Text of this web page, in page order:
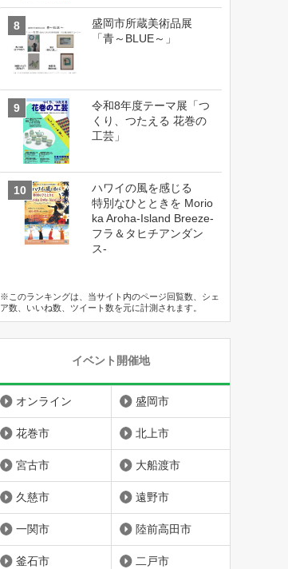
盛岡市所蔵美術品展
「青～BLUE～」
令和8年度テーマ展「つ
くり、つたえる 花巻の
工芸」
ハワイの風を感じる
特別なひとときを Morio
ka Aroha-Island Breeze-
フラ＆タヒチアンダン
ス-
※このランキングは、当サイト内のページ回覧数、シェ
ア数、いいね数、ツイート数を元に計測されます。
イベント開催地
オンライン 盛岡市
花巻市 北上市
宮古市 大船渡市
久慈市 遠野市
一関市 陸前高田市
釜石市 二戸市